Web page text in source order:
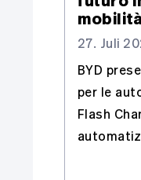
27. Juli
BYD
per le
Flash